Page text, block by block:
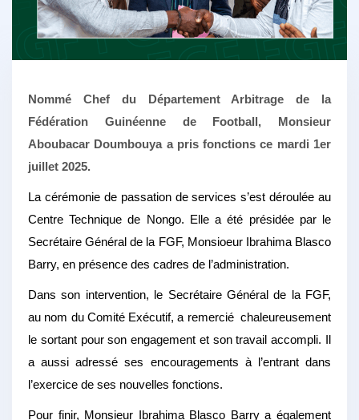
Nommé Chef du Département Arbitrage de la
Fédération Guinéenne de Football, Monsieur
Aboubacar Doumbouya a pris fonctions ce mardi 1er
juillet 2025.
La cérémonie de passation de services s’est déroulée au
Centre Technique de Nongo. Elle a été présidée par le
Secrétaire Général de la FGF, Monsioeur Ibrahima Blasco
Barry, en présence des cadres de l’administration.
Dans son intervention, le Secrétaire Général de la FGF,
au nom du Comité Exécutif, a remercié chaleureusement
le sortant pour son engagement et son travail accompli. Il
a aussi adressé ses encouragements à l’entrant dans
l’exercice de ses nouvelles fonctions.
Pour finir, Monsieur Ibrahima Blasco Barry a également